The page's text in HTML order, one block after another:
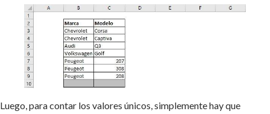
Luego, para contar los valores únicos, simplemente hay que